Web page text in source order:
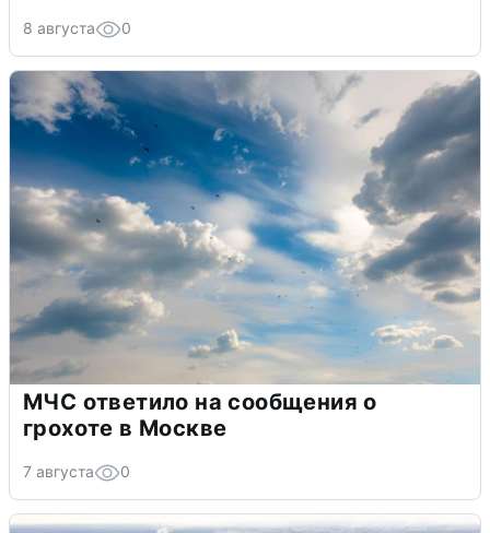
8 августа 0
МЧС ответило на сообщения о
грохоте в Москве
7 августа 0